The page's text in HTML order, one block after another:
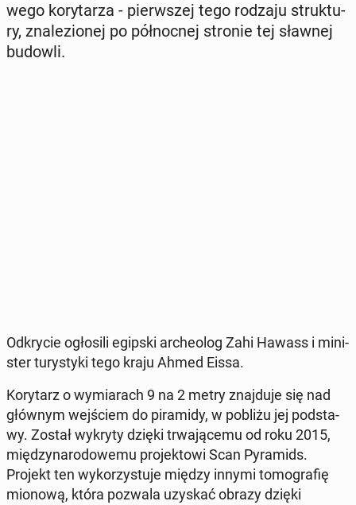
we­go ko­ry­ta­rza - pierw­szej tego rodzaju struk­tu­
ry, zna­le­zio­nej po pół­noc­nej stronie tej sławnej
budowli.
Od­kry­cie ogło­si­li egipski ar­che­olog Zahi Hawass i mi­ni­
ster tu­ry­sty­ki tego kraju Ahmed Eissa.
Ko­ry­tarz o wy­mia­rach 9 na 2 metry znaj­du­je się nad
głównym wej­ściem do pi­ra­mi­dy, w pobliżu jej pod­sta­
wy. Został wykryty dzięki trwa­ją­ce­mu od roku 2015,
mię­dzy­na­ro­do­we­mu pro­jek­to­wi Scan Py­ra­mids.
Projekt ten wy­ko­rzy­stu­je między innymi to­mo­gra­fię
mionową, która pozwala uzyskać obrazy dzięki